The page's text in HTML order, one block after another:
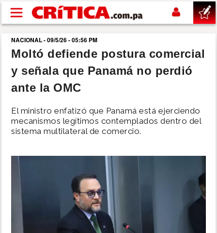
Pasar al contenido principal
buscar
SUCESOS
POLÍTICA
NACIONAL - 09/5/26 - 05:56 PM
Moltó defiende postura comercial
y señala que Panamá no perdió
ante la OMC
El ministro enfatizó que Panamá está ejerciendo
mecanismos legítimos contemplados dentro del
sistema multilateral de comercio.